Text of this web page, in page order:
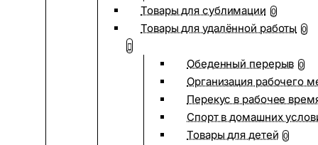
Товары для сублимации 0
Товары для удалённой работы 0
Обеденный перерыв 0
Организация рабочего
Перекус в рабочее
Спорт в домашних
Товары для детей 0